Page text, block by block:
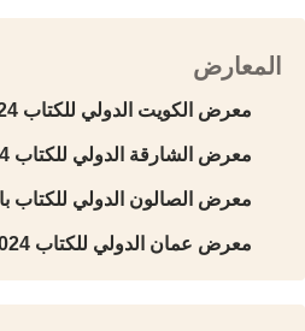
المعارض
معرض الكويت الدولي للكتاب 2024
معرض الشارقة الدولي للكتاب 2024
معرض الصالون الدولي للكتاب
معرض عمان الدولي للكتاب 2024